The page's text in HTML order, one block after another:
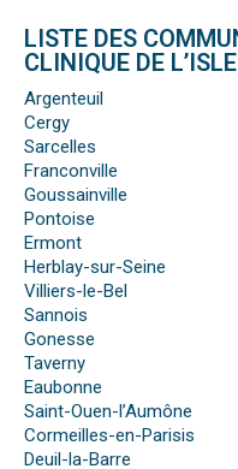
LISTE DES
CLINIQUE DE
Argenteuil
Cergy
Sarcelles
Franconville
Goussainville
Pontoise
Ermont
Herblay-sur-Seine
Villiers-le-Bel
Sannois
Gonesse
Taverny
Eaubonne
Saint-Ouen-l’Aumône
Cormeilles-en-Parisis
Deuil-la-Barre